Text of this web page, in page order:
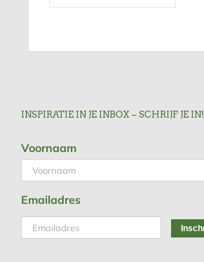
INSPIRATIE IN JE INBOX – SCHRIJF JE IN!
Voornaam
Emailadres